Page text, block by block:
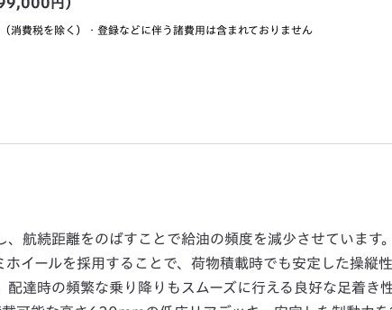
円）
消費税を除く）・登録などに伴う諸費用は含まれておりません
航続距離をのばすことで給油の頻度を減少させています。
イールを採用することで、荷物積載時でも安定した操縦
達時の頻繁な乗り降りもスムーズに行える良好な足着き